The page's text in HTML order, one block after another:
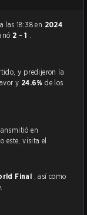
las 18:38 en 2024
2 - 1 .
y 24.6%de los
en
este, visita el
Final , así como